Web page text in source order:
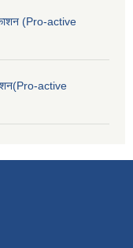
(Pro-active
active